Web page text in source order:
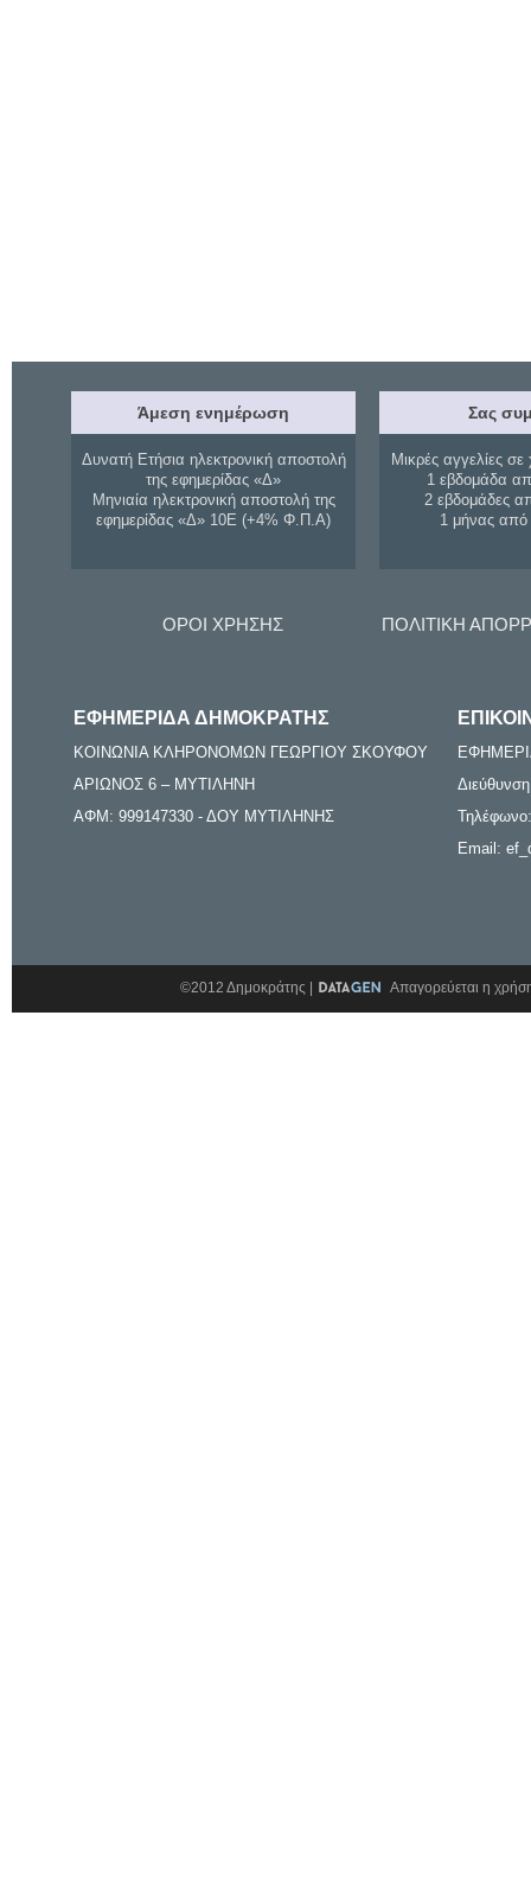
Άμεση ενημέρωση
Δυνατή Ετήσια ηλεκτρονική αποστολή
της εφημερίδας «Δ»
Μηνιαία ηλεκτρονική αποστολή της
εφημερίδας «Δ» 10Ε (+4% Φ.Π.Α)
Σας
Μικρές αγγελίες σε
1 εβδομάδα
2 εβδομάδες
1 μήνας
ΟΡΟΙ ΧΡΗΣΗΣ ΠΟΛΙΤΙΚΗ
ΕΦΗΜΕΡΙΔΑ ΔΗΜΟΚΡΑΤΗΣ
ΚΟΙΝΩΝΙΑ ΚΛΗΡΟΝΟΜΩΝ ΓΕΩΡΓΙΟΥ ΣΚΟΥΦΟΥ
ΑΡΙΩΝΟΣ 6 – ΜΥΤΙΛΗΝΗ
ΑΦΜ: 999147330 - ΔΟΥ ΜΥΤΙΛΗΝΗΣ
Email:
©2012 Δημοκράτης | Απαγορεύεται η